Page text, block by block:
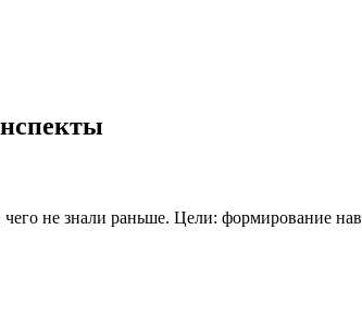
не знали раньше. Цели: формирование